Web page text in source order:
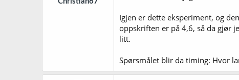
Igjen er dette eksperiment, og
oppskriften er på 4,6, så da gjør
litt.
Spørsmålet blir da timing: Hvor